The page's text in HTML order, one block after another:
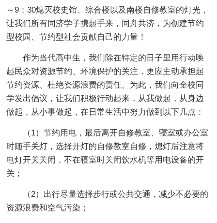
～9：30熄灭校史馆、综合楼以及南楼自修教室的灯光，
让我们所有同济学子携起手来，同舟共济，为创建节约
型校园、节约型社会贡献自己的力量！
作为当代高中生，我们除在特定的日子里用行动唤
起民众对资源节约、环境保护的关注，更应主动承担起
节约资源、杜绝资源浪费的责任。为此，我们向全校同
学发出倡议，让我们积极行动起来，从我做起，从身边
做起，从小事做起，在日常生活中努力做到以下几点：
（1）节约用电，最后离开自修教室、寝室或办公室
时随手关灯，选择开灯的自修教室自修，熄灯后注意将
电灯开关关闭，不在寝室时关闭饮水机等用电设备的开
关；
（2）出行尽量选择步行或公共交通，减少不必要的
资源浪费和空气污染；